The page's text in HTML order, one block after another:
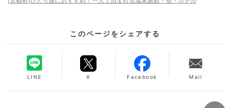
このページをシェアする
LINE X Facebook Mail